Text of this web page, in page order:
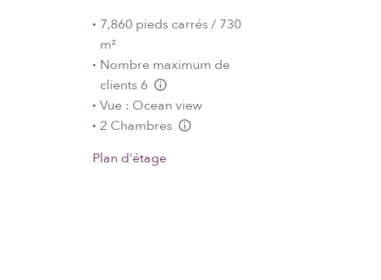
7,860 pieds carrés / 730
m²
Nombre maximum de
clients 6
L:Generic.Info
Vue : Ocean view
2 Chambres
L:Generic.Info
Plan d'étage